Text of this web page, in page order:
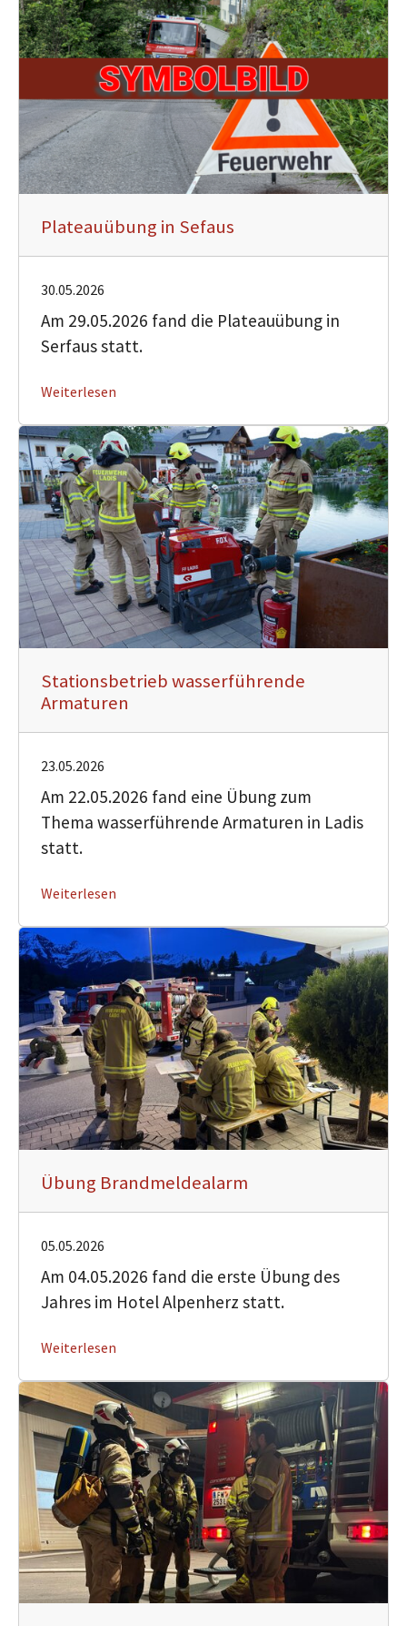
Plateauübung in Sefaus
30.05.2026
Am 29.05.2026 fand die Plateauübung in
Serfaus statt.
Weiterlesen
Stationsbetrieb wasserführende
Armaturen
23.05.2026
Am 22.05.2026 fand eine Übung zum
Thema wasserführende Armaturen in Ladis
statt.
Weiterlesen
Übung Brandmeldealarm
05.05.2026
Am 04.05.2026 fand die erste Übung des
Jahres im Hotel Alpenherz statt.
Weiterlesen